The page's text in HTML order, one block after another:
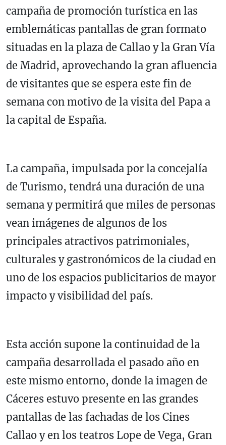
campaña de promoción turística en las
emblemáticas pantallas de gran formato
situadas en la plaza de Callao y la Gran Vía
de Madrid, aprovechando la gran afluencia
de visitantes que se espera este fin de
semana con motivo de la visita del Papa a
la capital de España.
La campaña, impulsada por la concejalía
de Turismo, tendrá una duración de una
semana y permitirá que miles de personas
vean imágenes de algunos de los
principales atractivos patrimoniales,
culturales y gastronómicos de la ciudad en
uno de los espacios publicitarios de mayor
impacto y visibilidad del país.
Esta acción supone la continuidad de la
campaña desarrollada el pasado año en
este mismo entorno, donde la imagen de
Cáceres estuvo presente en las grandes
pantallas de las fachadas de los Cines
Callao y en los teatros Lope de Vega, Gran